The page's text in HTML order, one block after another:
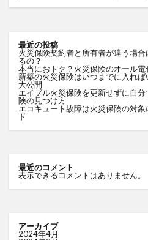
最近の投稿
火災保険契約者と所有者が違う場
るの？
本当におトク？火災保険のオール電
新築の火災保険はいつまでに入れ
大公開
エイブル火災保険を更新せずに自
険の見つけ方
エコキュート故障は火災保険の対
ド
最近のコメント
表示できるコメントはありません。
アーカイブ
2024年4月